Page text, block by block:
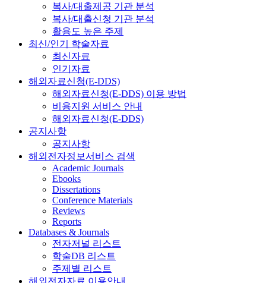
복사/대출제공 기관 분석
복사/대출신청 기관 분석
활용도 높은 주제
최신/인기 학술자료
최신자료
인기자료
해외자료신청(E-DDS)
해외자료신청(E-DDS) 이용 방법
비용지원 서비스 안내
해외자료신청(E-DDS)
공지사항
공지사항
해외전자정보서비스 검색
Academic Journals
Ebooks
Dissertations
Conference Materials
Reviews
Reports
Databases & Journals
전자저널 리스트
학술DB 리스트
주제별 리스트